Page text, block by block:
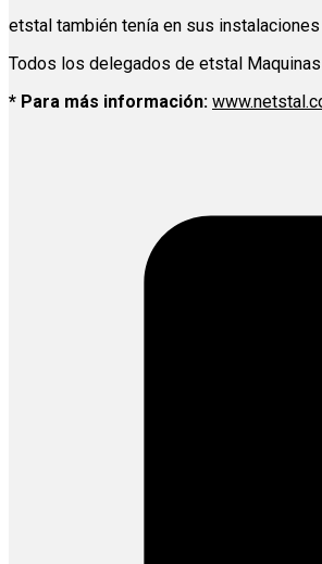
etstal también tenía en sus
Todos los delegados de etstal
* Para más información: